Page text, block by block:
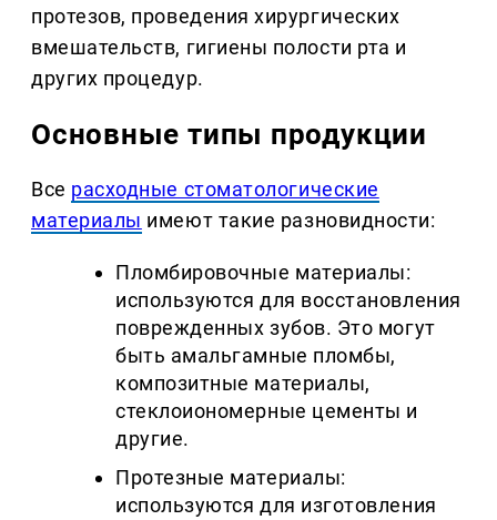
протезов, проведения хирургических
вмешательств, гигиены полости рта и
других процедур.
Основные типы продукции
Все расходные стоматологические
материалы имеют такие разновидности:
Пломбировочные материалы:
используются для восстановления
поврежденных зубов. Это могут
быть амальгамные пломбы,
композитные материалы,
стеклоиономерные цементы и
другие.
Протезные материалы:
используются для изготовления